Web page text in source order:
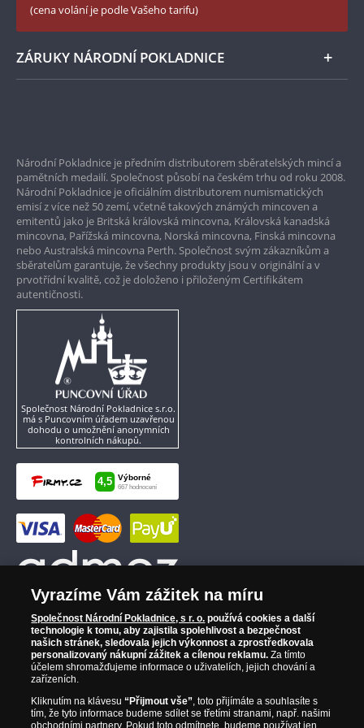
LinkedIn Národní Pokladnice
Instagram Národní Pokladnice
(cena volání je podle Vašeho tarifu)
ZÁRUKY NÁRODNÍ POKLADNICE
Garance nejvyšší kvality
Pouze originální produkty
Národní Pokladnice je předním distributorem sběratelských mincí a
pamětních medailí. Společnost působí na českém trhu od roku 2008.
Národní Pokladnice je oficiálním distributorem numismatických
emisí z více než 50 zemí, včetně takových známých mincoven a
emitentů jako je Britská královská mincovna, Královská kanadská
mincovna, Pařížská mincovna, Norská mincovna, Finská mincovna
nebo Australská mincovna Perth. Společnost svým zákazníkům a
sběratelům garantuje, že všechny produkty jsou v originální a v
prvotřídní kvalitě, což je doloženo i přiloženým Certifikátem
autentičnosti.
Společnost Národní Pokladnice s.r.o.
má s Puncovním úřadem uzavřenou
dohodu o umožnění anonymních
kontrolních nákupů.
Vyrazíme Vám zážitek na míru
Společnost Národní Pokladnice, s r. o. používá cookies a další
technologie k tomu, aby zajistila spolehlivost a bezpečnost
našich stránek, sledovala jejich výkonnost a zprostředkovala
personalizovaný nákupní zážitek a cílenou reklamu. Za tímto
účelem shromažďujeme informace o uživatelích, jejich chování a
zařízeních.
Kliknutím na klávesu“Přijmout vše”, toto přijímáte a souhlasíte s
tím, že tyto informace budeme sdílet se třetími stranami, např. našimi
obchodními partnery. Pokud toto odmítnete, budeme používat jen